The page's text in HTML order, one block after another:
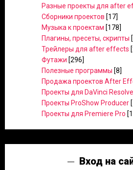
Разные проекты для after
Сборники проектов [17]
Музыка к проектам [178]
Плагины, пресеты, скрипты
Трейлеры для after effects
Футажи [296]
Полезные программы [8]
Продажа проектов After
Проекты для DaVinci Resolve
Проекты ProShow Producer
Проекты для Premiere Pro
Вход на